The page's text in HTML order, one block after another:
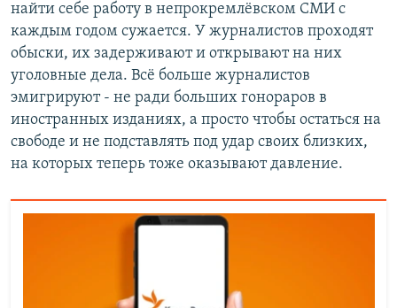
найти себе работу в непрокремлёвском СМИ с
каждым годом сужается. У журналистов проходят
обыски, их задерживают и открывают на них
уголовные дела. Всё больше журналистов
эмигрируют - не ради больших гонораров в
иностранных изданиях, а просто чтобы остаться на
свободе и не подставлять под удар своих близких,
на которых теперь тоже оказывают давление.